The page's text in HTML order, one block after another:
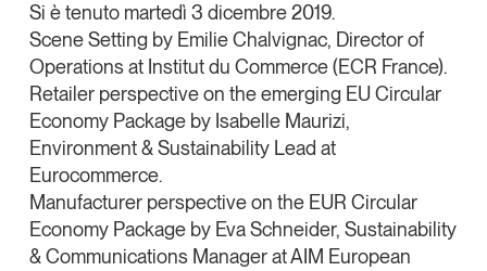
Si è tenuto martedì 3 dicembre 2019.
Scene Setting by Emilie Chalvignac, Director of
Operations at Institut du Commerce (ECR France).
Retailer perspective on the emerging EU Circular
Economy Package by Isabelle Maurizi,
Environment & Sustainability Lead at
Eurocommerce.
Manufacturer perspective on the EUR Circular
Economy Package by Eva Schneider, Sustainability
& Communications Manager atAIM European